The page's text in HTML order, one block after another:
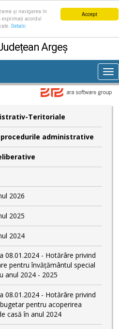
Accept
și navigarea în
acordul
Detalii
Argeș
Teritoriale
administrative
2026
2025
2024
08.01.2024 - Hotărâre privind
pentru învățământul special
anul 2024 - 2025
08.01.2024 - Hotărâre privind
pentru acoperirea
casă în anul 2024